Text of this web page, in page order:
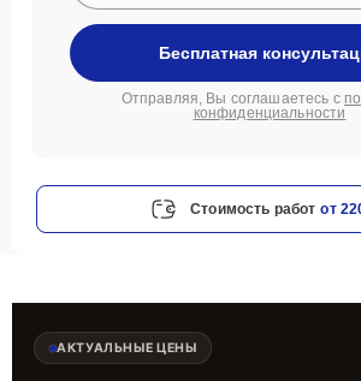
Бесплатная
Отправляя, Вы соглашаетесь с
конфиденциальности
Стоимость работ от
АКТУАЛЬНЫЕ ЦЕНЫ